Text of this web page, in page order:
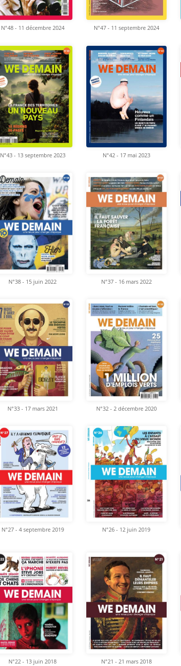
N°48 - 11 décembre 2024 N°47 - 11 septembre 2024
N°43 - 13 septembre 2023 N°42 - 17 mai 2023
N°38 - 15 juin 2022 N°37 - 16 mars 2022
N°33 - 17 mars 2021 N°32 - 2 décembre 2020
N°27 - 4 septembre 2019 N°26 - 12 juin 2019
N°22 - 13 juin 2018 N°21 - 21 mars 2018